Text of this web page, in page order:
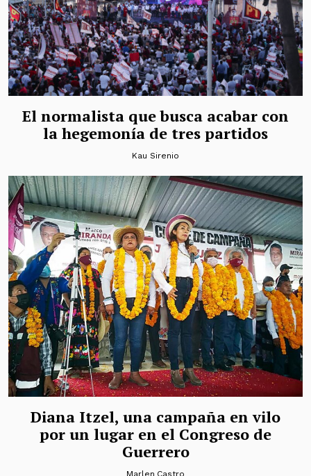
El normalista que busca acabar con
la hegemonía de tres partidos
Kau Sirenio
Diana Itzel, una campaña en vilo
por un lugar en el Congreso de
Guerrero
Marlen Castro